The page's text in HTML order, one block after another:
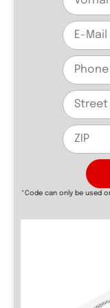
*Code can only be used